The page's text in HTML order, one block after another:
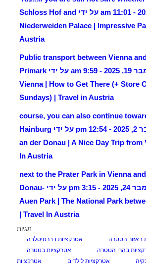
1, 2026 - 11:01 am על ידי Schloss Hof and
Niederweiden Palace | Impressive
Austria
[…] Public transport between Vienna
דצמבר 19, 2025 - 9:59 am על ידי Primark
Vienna | How to Get There (+ Store
Sundays) | Travel in Austria
[…] course, you can also continue
דצמבר 2, 2025 - 12:54 pm על ידי Hainburg
an der Donau | A Nice Day Trip from
In Austria
[…] next to the Prater Park in Vienna and
נובמבר 24, 2025 - 3:15 pm על ידי Donau-
Auen Park | The National Park
| Travel In Austria
תגיות
באזור הטטרה
אטרקציות בברטיסלבה
בהרי הטטרה
אטרקציות בטטרה
אטרקציות לילדים
אטרקציות